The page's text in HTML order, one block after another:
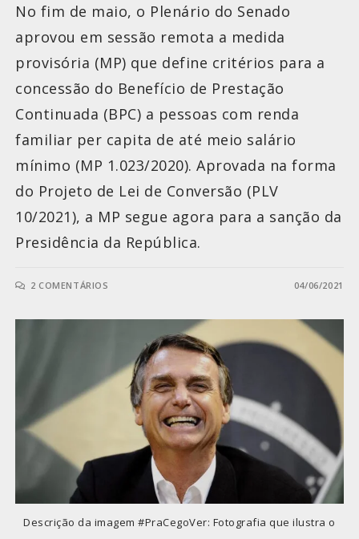
No fim de maio, o Plenário do Senado
aprovou em sessão remota a medida
provisória (MP) que define critérios para a
concessão do Benefício de Prestação
Continuada (BPC) a pessoas com renda
familiar per capita de até meio salário
mínimo (MP 1.023/2020). Aprovada na forma
do Projeto de Lei de Conversão (PLV
10/2021), a MP segue agora para a sanção da
Presidência da República.
2 COMENTÁRIOS 04/06/2021
Descrição da imagem #PraCegoVer: Fotografia que ilustra o